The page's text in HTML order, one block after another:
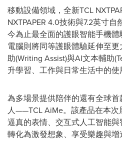
移動設備領域，全新TCL
NXTPAPER 4.0技術與7.2英寸
今為止最全面的護眼智能手機體
電腦則將同等護眼體驗延伸至
助(Writing Assist)與AI文本輔助
升學習、工作與日常生活中的使
為多場景提供陪伴的還有全球
人——TCL AiMe。該產品在本
逼真的表情、交互式人工智能
轉化為激發想象、享受樂趣與增